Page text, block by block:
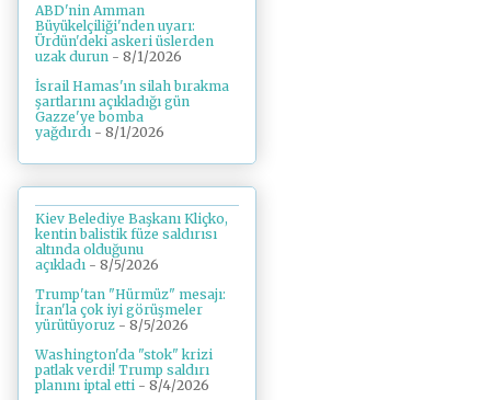
ABD'nin Amman
Büyükelçiliği'nden uyarı:
Ürdün'deki askeri üslerden
uzak durun - 8/1/2026
İsrail Hamas'ın silah bırakma
şartlarını açıkladığı gün
Gazze'ye bomba
yağdırdı - 8/1/2026
Kiev Belediye Başkanı Kliçko,
kentin balistik füze saldırısı
altında olduğunu
açıkladı - 8/5/2026
Trump'tan "Hürmüz" mesajı:
İran'la çok iyi görüşmeler
yürütüyoruz - 8/5/2026
Washington'da "stok" krizi
patlak verdi! Trump saldırı
planını iptal etti - 8/4/2026